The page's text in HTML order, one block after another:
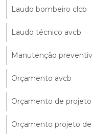
Laudo bombeiro clcb
Laudo técnico avcb
Manutenção
Orçamento avcb
Orçamento de
Orçamento projeto